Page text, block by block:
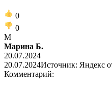
0
0
М
Марина Б.
20.07.2024
20.07.2024Источник: Яндекс
Комментарий: